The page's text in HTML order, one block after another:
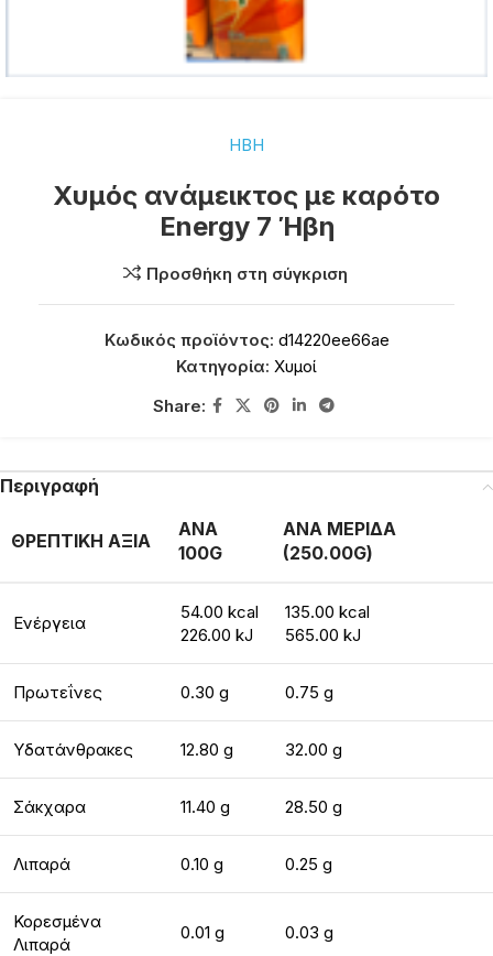
ΗΒΗ
Χυμός ανάμεικτος με καρότο
Energy 7 Ήβη
Προσθήκη στη σύγκριση
Κωδικός προϊόντος: d14220ee66ae
Κατηγορία: Χυμοί
Share:
Περιγραφή
ΘΡΕΠΤΙΚΗ ΑΞΙΑ
ΑΝΑ
100G
ΑΝΑ ΜΕΡΙΔΑ
(250.00G)
Ενέργεια
54.00 kcal
226.00 kJ
135.00 kcal
565.00 kJ
Πρωτεΐνες 0.30 g 0.75 g
Υδατάνθρακες 12.80 g 32.00 g
Σάκχαρα 11.40 g 28.50 g
Λιπαρά 0.10 g 0.25 g
Κορεσμένα
Λιπαρά
0.01 g 0.03 g